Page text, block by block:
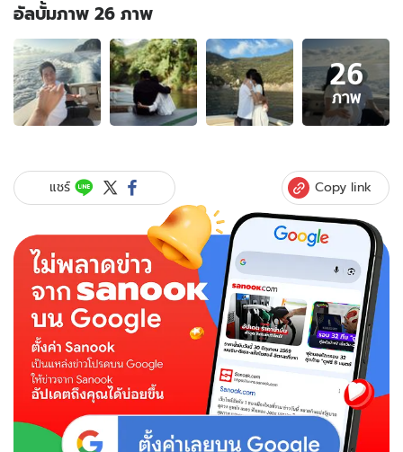
อัลบั้มภาพ 26 ภาพ
อัลบั้ม
ภาพ
26
ภาพ
ของ
โซ
หยัง"
เจ้า
บ่าว
ณัฐว
ธุรกิจ
ร้อย
ล้าน
เจ้าของ
26
ภาพ
แชร์ Copy link